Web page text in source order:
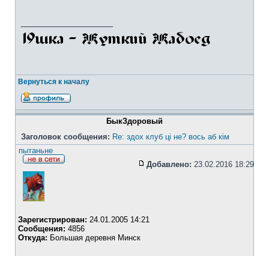
Вернуться к началу
БыкЗдоровый
Заголовок сообщения: Re: здох клуб ці не? вось аб кім
пытаньне
Добавлено: 23.02.2016 18:29
Зарегистрирован: 24.01.2005 14:21
Сообщения: 4856
Откуда: Большая деревня Минск